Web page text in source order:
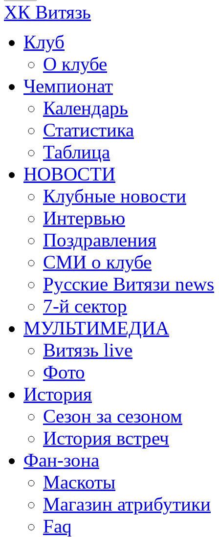
ХК Витязь
Клуб
О клубе
Чемпионат
Календарь
Статистика
Таблица
НОВОСТИ
Клубные новости
Интервью
Поздравления
СМИ о клубе
Русские Витязи news
7-й сектор
МУЛЬТИМЕДИА
Витязь live
Фото
История
Сезон за сезоном
История встреч
Фан-зона
Маскоты
Магазин атрибутики
Faq